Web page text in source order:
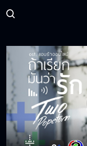
ตามรักคืนใ
Official MV
จนกว่าฟ้าจะเ
You are my
MV
รักนิรันดร์
MV